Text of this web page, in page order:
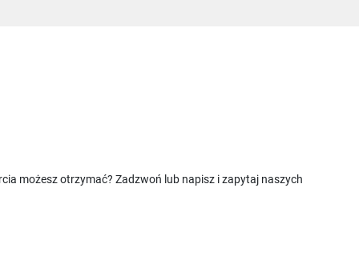
możesz otrzymać? Zadzwoń lub napisz i zapytaj naszych